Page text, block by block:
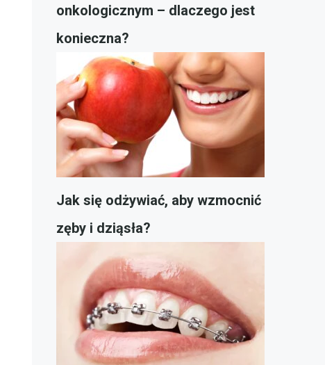
onkologicznym – dlaczego jest
konieczna?
Jak się odżywiać, aby wzmocnić
zęby i dziąsła?